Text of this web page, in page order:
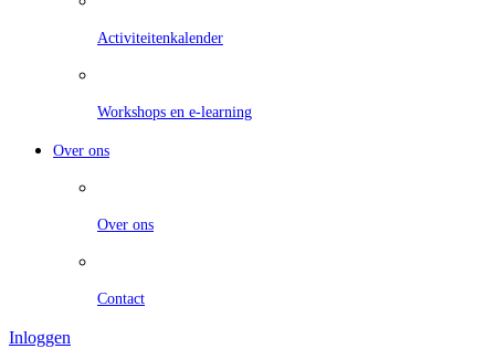
Activiteitenkalender
Workshops en e-learning
Over ons
Over ons
Contact
Inloggen